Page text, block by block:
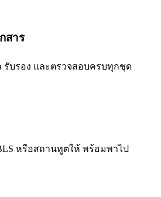
สาร
รับรอง และตรวจสอบครบทุกชุด
หรือสถานทูตให้ พร้อมพาไป